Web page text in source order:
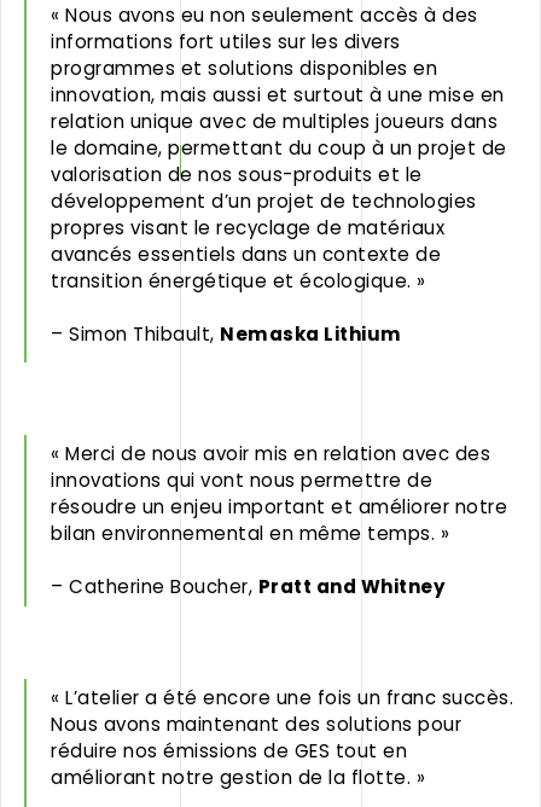
« Nous avons eu non seulement accès à des
informations fort utiles sur les divers
programmes et solutions disponibles en
innovation, mais aussi et surtout à une mise en
relation unique avec de multiples joueurs dans
le domaine, permettant du coup à un projet de
valorisation de nos sous-produits et le
développement d’un projet de technologies
propres visant le recyclage de matériaux
avancés essentiels dans un contexte de
transition énergétique et écologique. »
– Simon Thibault, Nemaska Lithium
« Merci de nous avoir mis en relation avec des
innovations qui vont nous permettre de
résoudre un enjeu important et améliorer notre
bilan environnemental en même temps. »
– Catherine Boucher, Pratt and Whitney
« L’atelier a été encore une fois un franc succès.
Nous avons maintenant des solutions pour
réduire nos émissions de GES tout en
améliorant notre gestion de la flotte. »